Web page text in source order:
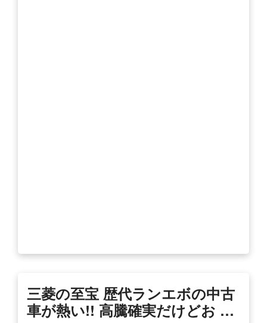
三菱の至宝 歴代ランエボの中古
車が熱い!! 高騰確実だけどお …